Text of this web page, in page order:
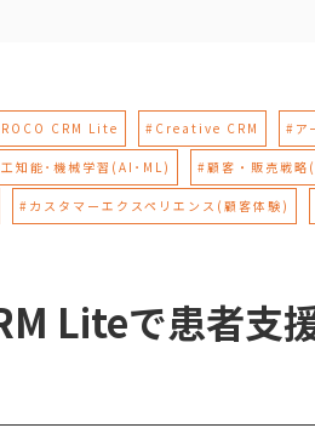
CRM Lite #Creative CRM #ア
知能･機械学習(AI･ML) #顧客・販売戦略
#カスタマーエクスペリエンス(顧客体験)
Liteで患者支